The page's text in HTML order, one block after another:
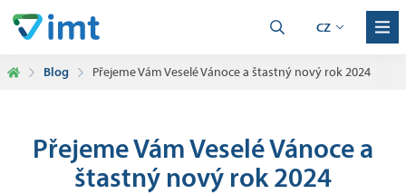
CZ
Blog Přejeme Vám Veselé Vánoce a štastný nový rok 2024
Přejeme Vám Veselé Vánoce a
štastný nový rok 2024